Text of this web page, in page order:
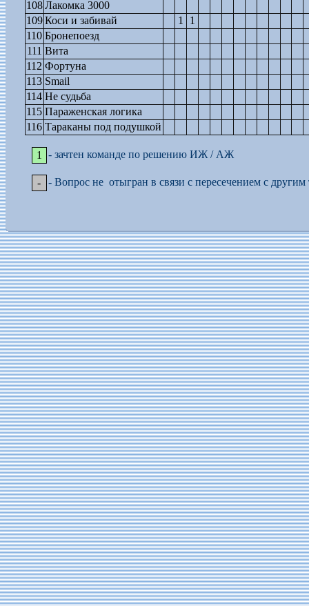
108 Лакомка 3000
109 Коси и забивай 1
1
110 Бронепоезд
111 Вита
112 Фортуна
113 Smail
114 Не судьба
115 Параженская логика
116 Тараканы под подушкой
1 - зачтен команде по решению ИЖ / АЖ
- - Вопрос не отыгран в связи с пересечением с